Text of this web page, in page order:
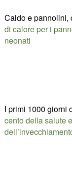
Caldo e pannolini,
di calore per i
neonati
I primi 1000 giorni
cento della salute e